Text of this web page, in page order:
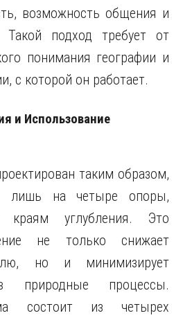
возможность общения и
Такой подход требует от
понимания географии и
с которой он работает.
и Использование
таким образом,
лишь на четыре опоры,
углубления. Это
не только снижает
но и минимизирует
природные процессы.
состоит из четырех